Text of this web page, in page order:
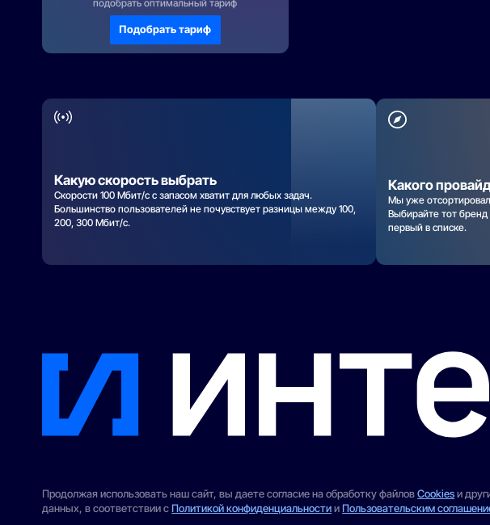
подобрать оптимальный тариф
Подобрать тариф
Какую скорость выбрать
Скорости 100 Мбит/с с запасом хватит для любых задач.
Большинство пользователей не почувствует разницы между 100,
200, 300 Мбит/с.
Какого
Мы уже
Выбирайте тот
первый в списке.
Продолжая использовать наш сайт, вы даете согласие на обработку файловCookiesи
данных, в соответствии сПолитикой конфиденциальностииПользовательским